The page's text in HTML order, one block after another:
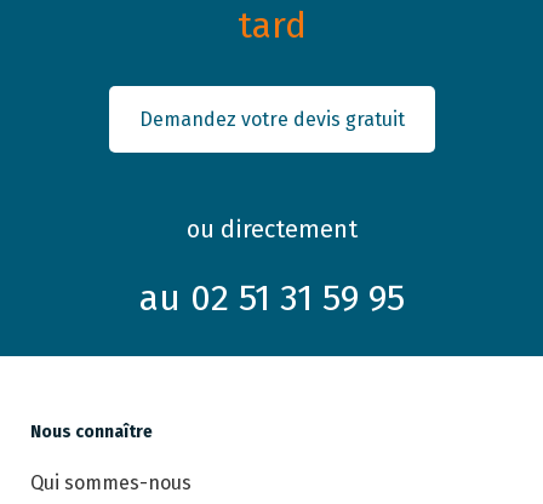
tard
Demandez votre devis gratuit
ou directement
au 02 51 31 59 95
Nous connaître
Qui sommes-nous